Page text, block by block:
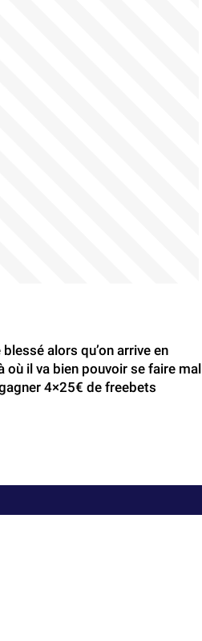
alors qu’on arrive en
où il va bien pouvoir se faire mal
4×25€ de freebets